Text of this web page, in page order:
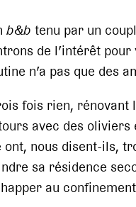
b&b tenu par un
de l’intérêt
n’a pas que des
fois rien, rénovant
avec des
nous disent-ils,
sa résidence
au